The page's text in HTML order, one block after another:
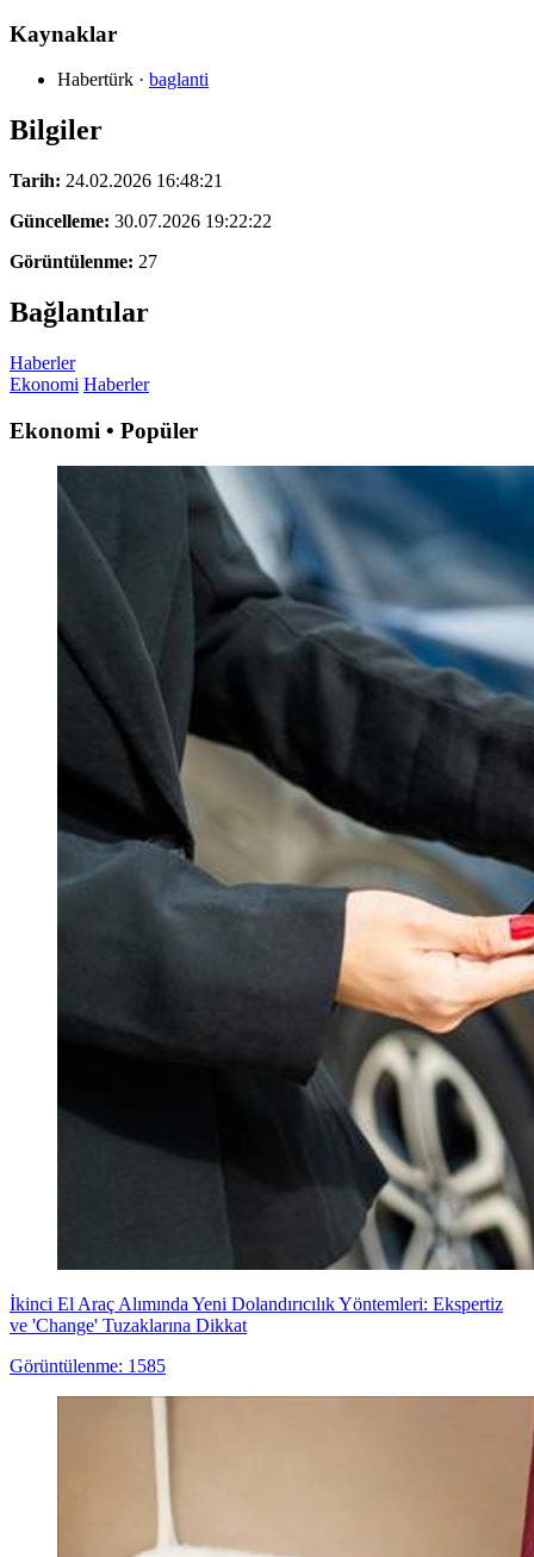
Kaynaklar
Habertürk · baglanti
Bilgiler
Tarih: 24.02.2026 16:48:21
Güncelleme: 30.07.2026 19:22:22
Görüntülenme: 27
Bağlantılar
Haberler
Ekonomi Haberler
Ekonomi • Popüler
İkinci El Araç Alımında Yeni Dolandırıcılık Yöntemleri: Ekspertiz
ve 'Change' Tuzaklarına Dikkat
Görüntülenme: 1585